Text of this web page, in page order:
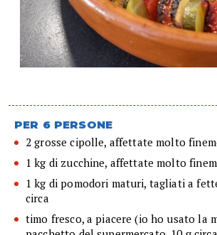
PER 6 PERSONE
2 grosse cipolle, affettate molto
1 kg di zucchine, affettate molto
1 kg di pomodori maturi, tagliati a
circa
timo fresco, a piacere (io ho usato la